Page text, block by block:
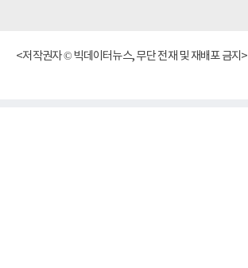
<저작권자 © 빅데이터뉴스, 무단 전재 및 재배포 금지>